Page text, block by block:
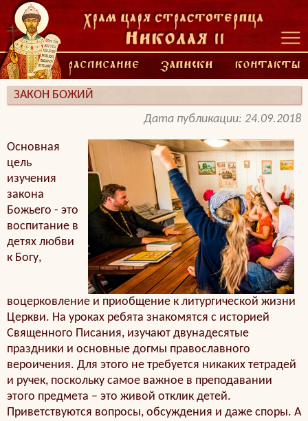
ЗАКОН БОЖИЙ
Дата публикации: 24.09.2018
Основная
цель
изучения
закона
Божьего - это
воспитание в
детях любви
к Богу,
воцерковление и приобщение к литургической жизни
Церкви. На уроках ребята знакомятся с историей
Священного Писания, изучают двунадесятые
праздники и основные догмы православного
вероичения. Для этого не требуется никаких тетрадей
и ручек, поскольку самое важное в преподавании
этого предмета – это живой отклик детей.
Приветствуются вопросы, обсуждения и даже споры. А